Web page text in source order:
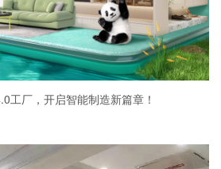
工厂，开启智能制造新篇章！